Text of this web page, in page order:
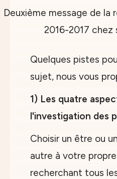
Quelques pistes
sujet, nous vous
1) Les quatre
l'investigation des
Choisir un être ou
autre à votre
recherchant tous